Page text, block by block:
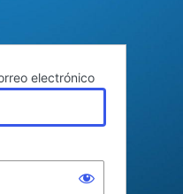
electrónico